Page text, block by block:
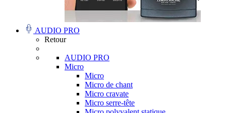
AUDIO PRO
Retour
AUDIO PRO
Micro
Micro
Micro de chant
Micro cravate
Micro serre-tête